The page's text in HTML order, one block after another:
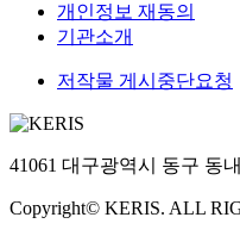
개인정보 재동의
기관소개
저작물 게시중단요청
41061 대구광역시 동구 동
Copyright© KERIS. ALL